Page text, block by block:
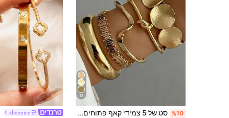
11
%10 סט של 5 צמידי קאף פתוחים עטופים רב-שכבתיים בעיצוב גיאומטרי מוגזם בסגנון וינטג', מתאים לנשים ללבישה יומית ומסיבות, מתנה, בוהו שיק zhennice